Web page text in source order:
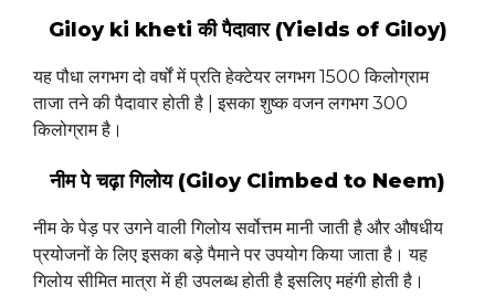
Giloy ki kheti की पैदावार (Yields of Giloy)
यह पौधा लगभग दो वर्षों में प्रति हेक्टेयर लगभग 1500 किलोग्राम
ताजा तने की पैदावार होती है | इसका शुष्क वजन लगभग 300
किलोग्राम है।
नीम पे चढ़ा गिलोय (Giloy Climbed to Neem)
नीम के पेड़ पर उगने वाली गिलोय सर्वोत्तम मानी जाती है और औषधीय
प्रयोजनों के लिए इसका बड़े पैमाने पर उपयोग किया जाता है। यह
गिलोय सीमित मात्रा में ही उपलब्ध होती है इसलिए महंगी होती है।